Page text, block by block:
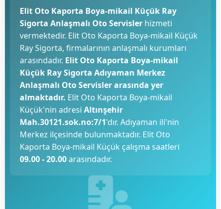
Elit Oto Kaporta Boya-mikail Küçük Ray
Sigorta Anlaşmalı Oto Servisler hizmeti
vermektedir. Elit Oto Kaporta Boya-mikail Küçük
Ray Sigorta, firmalarının anlaşmalı kurumları
arasındadır. Elit Oto Kaporta Boya-mikail
Küçük Ray Sigorta Adıyaman Merkez
Anlaşmalı Oto Servisler arasında yer
almaktadır. Elit Oto Kaporta Boya-mikail
Küçük'nin adresi Altınşehir
Mah.30121.sok.no:7/1'dır. Adıyaman ili'nin
Merkez ilçesinde bulunmaktadır. Elit Oto
Kaporta Boya-mikail Küçük çalışma saatleri
09.00 - 20.00arasındadır.